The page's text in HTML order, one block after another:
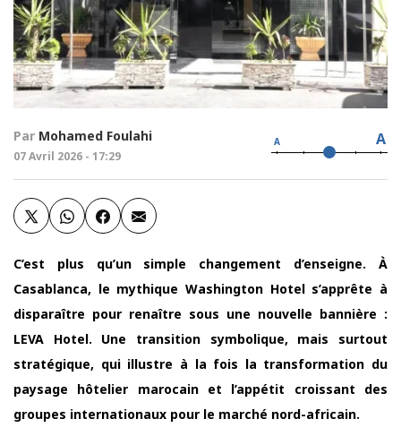
Par Mohamed Foulahi
07 Avril 2026 - 17:29
A A
C’est plus qu’un simple changement d’enseigne. À
Casablanca, le mythique Washington Hotel s’apprête à
disparaître pour renaître sous une nouvelle bannière :
LEVA Hotel. Une transition symbolique, mais surtout
stratégique, qui illustre à la fois la transformation du
paysage hôtelier marocain et l’appétit croissant des
groupes internationaux pour le marché nord-africain.